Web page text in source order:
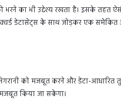
भरने का भी उद्देश्य रखता है। इसके तहत
डेटासेट्स के साथ जोड़कर एक
को मजबूत करने और डेटा-आधारित
किया जा सकेगा।